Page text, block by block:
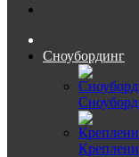
Сноубординг